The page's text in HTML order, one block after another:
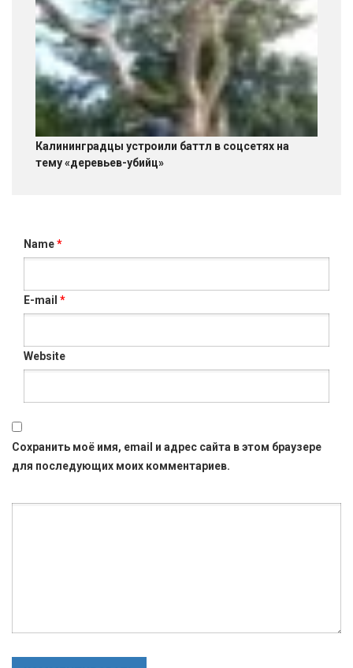
Калининградцы устроили баттл в соцсетях на
тему «деревьев-убийц»
Name*
E-mail *
Website
Сохранить моё имя, email и адрес сайта в этом браузере
для последующих моих комментариев.